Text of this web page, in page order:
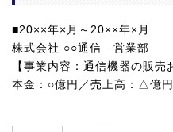
■20××年×月～20××年×月
株式会社 ○○通信 営業部
【事業内容：通信機器の販
本金：○億円／売上高：△億円